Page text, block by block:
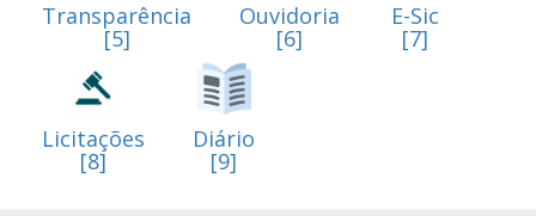
Transparência
[5]
Ouvidoria
[6]
E-Sic
[7]
Licitações
[8]
Diário
[9]